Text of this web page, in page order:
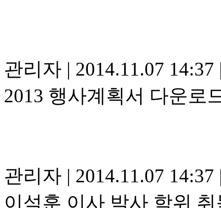
관리자 | 2014.11.07 14:37
2013 행사계획서 다운로
관리자 | 2014.11.07 14:37
이석훈 이사 박사 학위 취